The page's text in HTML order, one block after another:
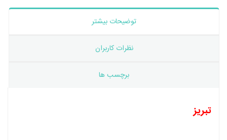
توضیحات بیشتر
نظرات کاربران
برچسب ها
تبریز